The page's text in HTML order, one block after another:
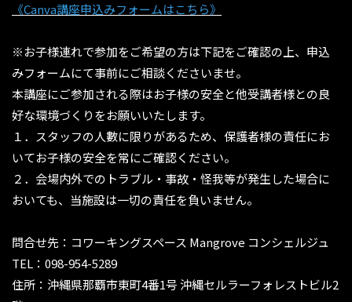
《Canva講座申込みフォームはこちら》
※お子様連れで参加をご希望の方は下記をご確認の上、申込
みフォームにて事前にご相談くださいませ。
本講座にご参加される際はお子様の安全と他受講者様との良
好な環境づくりをお願いいたします。
１．スタッフの人數に限りがあるため、保護者様の責任にお
いてお子様の安全を常にご確認ください。
２．会場内外でのトラブル・事故・怪我等が発生した場合に
おいても、当施設は一切の責任を負いません。
問合せ先：コワーキングスペース Mangrove コンシェルジュ
TEL：098-954-5289
住所：沖縄県那覇市東町4番1号 沖縄セルラーフォレストビル2